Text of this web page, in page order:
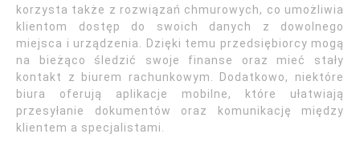
korzysta także z rozwiązań chmurowych, co umożliwia
klientom dostęp do swoich danych z dowolnego
miejsca i urządzenia. Dzięki temu przedsiębiorcy mogą
na bieżąco śledzić swoje finanse oraz mieć stały
kontakt z biurem rachunkowym. Dodatkowo, niektóre
biura oferują aplikacje mobilne, które ułatwiają
przesyłanie dokumentów oraz komunikację między
klientem a specjalistami.